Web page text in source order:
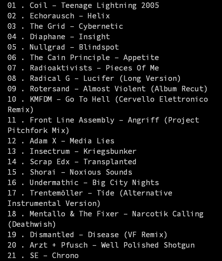
01 . Coil – Teenage Lightning 2005
02 . Echorausch – Helix
03 . The Grid – Cybernetic
04 . Diaphane – Insight
05 . Nullgrad – Blindspot
06 . The Cain Principle – Appetite
07 . Radioaktivists – Pieces Of Me
08 . Radical G – Lucifer (Long Version)
09 . Rotersand – Almost Violent (Album Recut)
10 . KMFDM – Go To Hell (Cervello Elettronico
Remix)
11 . Front Line Assembly – Angriff (Project
Pitchfork Mix)
12 . Adam X – Media Lies
13 . Insectrum – Kriegsbunker
14 . Scrap Edx – Transplanted
15 . Shorai – Noxious Sounds
16 . Undermathic – Big City Nights
17 . Trentemöller – Tide (Alternative
Instrumental Version)
18 . Mentallo & The Fixer – Narcotik Calling
(Deathwish)
19 . Dismantled – Disease (VF Remix)
20 . Arzt + Pfusch – Well Polished Shotgun
21 . SE – Chrono